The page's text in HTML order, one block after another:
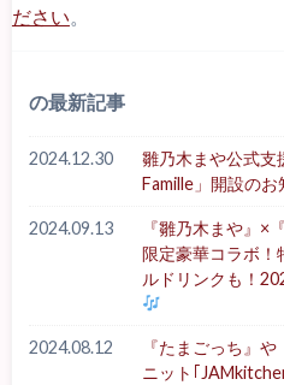
ださい
の最新記事
2024.12.30
雛乃木まや公式支
Famille」開設のお
2024.09.13
『雛乃木まや』
限定豪華コラボ！
ルドリンクも！
2024.08.12
『たまごっち』
ニット｢